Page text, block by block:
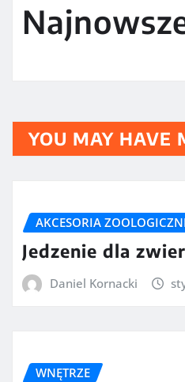
YOU MAY HAVE
AKCESORIA
Jedzenie dla
Daniel Kornacki
WNĘTRZE